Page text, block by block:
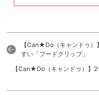
【Can★Do（キャンドゥ
すい「フードクリップ」
【Can★Do（キャンドゥ）】